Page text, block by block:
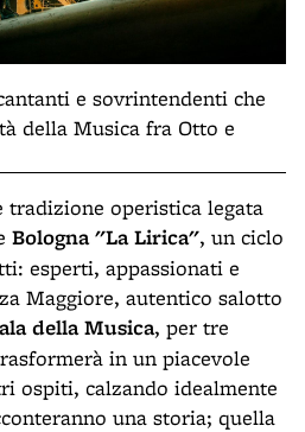
e sovrintendenti che
della Musica fra Otto e
tradizione operistica legata
Bologna "La Lirica", un ciclo
esperti, appassionati e
Maggiore, autentico salotto
della Musica, per tre
in un piacevole
ospiti, calzando idealmente
una storia; quella